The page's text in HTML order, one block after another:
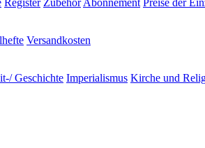
Register ZubehörAbonnement Preise der
Versandkosten
Geschichte Imperialismus Kirche und